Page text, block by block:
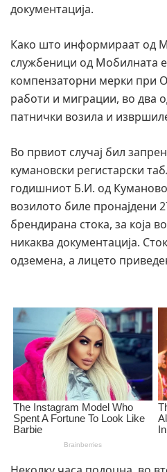
документација.
Како што информираат од
службеници од Мобилната
компензаторни мерки при
работи и миграции, во два
патнички возила и
Во првиот случај бил
кумановски регистарски
годишниот Б.И. од
возилото биле пронајдени
брендирана стока, за која
никаква документација.
одземена, а лицето